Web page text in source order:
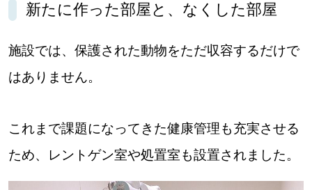
新たに作った部屋と、なくした部屋
施設では、保護された動物をただ収容するだけで
はありません。
これまで課題になってきた健康管理も充実させる
ため、レントゲン室や処置室も設置されました。